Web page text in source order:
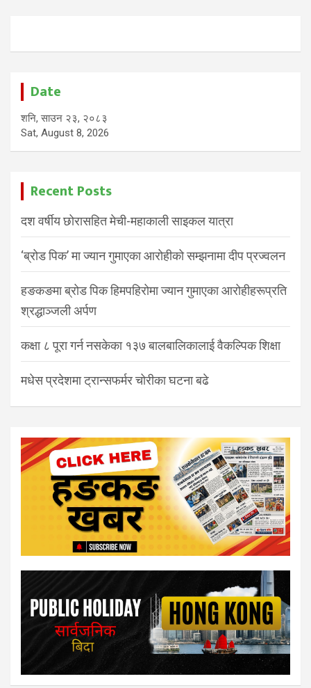
Date
शनि, साउन २३, २०८३
Sat, August 8, 2026
Recent Posts
दश वर्षीय छोरासहित मेची-महाकाली साइकल यात्रा
‘ब्रोड पिक’ मा ज्यान गुमाएका आरोहीको सम्झनामा दीप प्रज्वलन
हङकङमा ब्रोड पिक हिमपहिरोमा ज्यान गुमाएका आरोहीहरूप्रति
श्रद्धाञ्जली अर्पण
कक्षा ८ पूरा गर्न नसकेका १३७ बालबालिकालाई वैकल्पिक शिक्षा
मधेस प्रदेशमा ट्रान्सफर्मर चोरीका घटना बढे